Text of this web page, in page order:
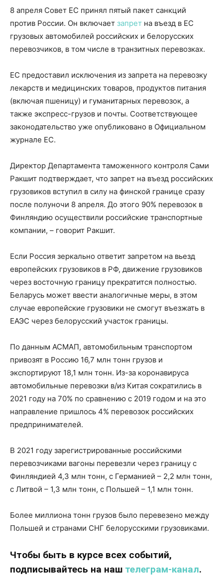
8 апреля Совет ЕС принял пятый пакет санкций
против России. Он включает запрет на въезд в ЕС
грузовых автомобилей российских и белорусских
перевозчиков, в том числе в транзитных перевозках.
ЕС предоставил исключения из запрета на перевозку
лекарств и медицинских товаров, продуктов питания
(включая пшеницу) и гуманитарных перевозок, а
также экспресс-грузов и почты. Соответствующее
законодательство уже опубликовано в Официальном
журнале ЕС.
Директор Департамента таможенного контроля Сами
Ракшит подтверждает, что запрет на въезд российских
грузовиков вступил в силу на финской границе сразу
после полуночи 8 апреля. До этого 90% перевозок в
Финляндию осуществили российские транспортные
компании, – говорит Ракшит.
Если Россия зеркально ответит запретом на вьезд
европейских грузовиков в РФ, движение грузовиков
через восточную границу прекратится полностью.
Беларусь может ввести аналогичные меры, в этом
случае европейские грузовики не смогут въезжать в
ЕАЭС через белорусский участок границы.
По данным АСМАП, автомобильным транспортом
привозят в Россию 16,7 млн тонн грузов и
экспортируют 18,1 млн тонн. Из-за коронавируса
автомобильные перевозки в/из Китая сократились в
2021 году на 70% по сравнению с 2019 годом и на это
направление пришлось 4% перевозок российских
предпринимателей.
В 2021 году зарегистрированные российскими
перевозчиками вагоны перевезли через границу с
Финляндией 4,3 млн тонн, с Германией – 2,2 млн тонн,
с Литвой – 1,3 млн тонн, с Польшей – 1,1 млн тонн.
Более миллиона тонн грузов было перевезено между
Польшей и странами СНГ белорусскими грузовиками.
Чтобы быть в курсе всех событий,
подписывайтесь на наш телеграм-канал.